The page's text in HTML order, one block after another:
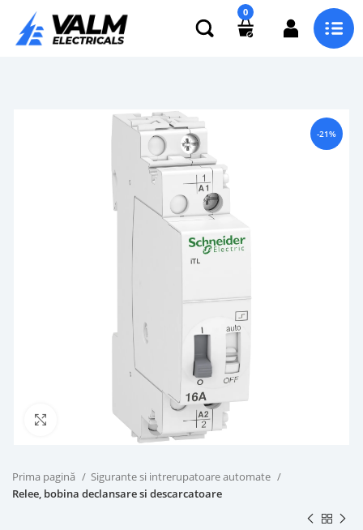
0
-21%
Click to enlarge
Prima pagină
Sigurante si intrerupatoare automate
Relee, bobina declansare si descarcatoare